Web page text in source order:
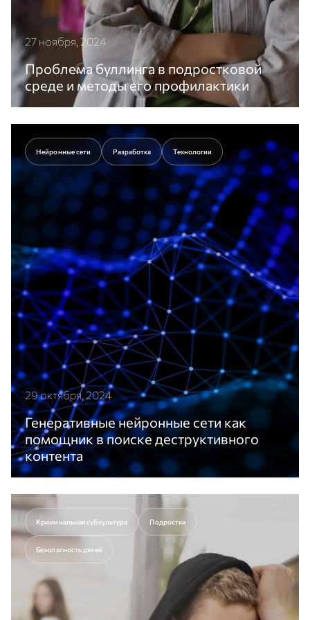
27 ноября, 2024
Проблема буллинга в подростковой
среде и методы его профилактики
Проблема межличностных взаимоотношений
буллинг и как его предотвратить, читайте в статье.
Перейти к статье
Нейронные сети Разработка Технологии
29 октября, 2024
Генеративные нейронные сети как
помощник в поиске деструктивного
контента
В АНО «ЦИСМ» компетенции в сфере машинного
помощников в поиске и классификации контента.
Перейти к статье
Криминальная субкультура Подростки
Безопасность детей